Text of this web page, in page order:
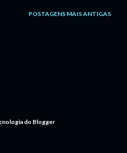
POSTAGENS MAIS ANTIGAS
do Blogger